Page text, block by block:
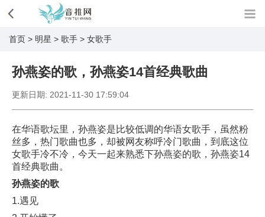
首页 > 明星 > 歌手 > 女歌手
孙燕姿的歌，孙燕姿14首经典歌曲
更新日期: 2021-11-30 17:59:04
在华语歌坛里，孙燕姿是比较低调的华语女歌手，虽然粉
丝多，热门歌曲也多，却被网友称呼冷门歌曲，到底这位
女歌手冷不冷，今天一起来熟悉下孙燕姿的歌，孙燕姿14
首经典歌曲。
孙燕姿的歌
1.遇见